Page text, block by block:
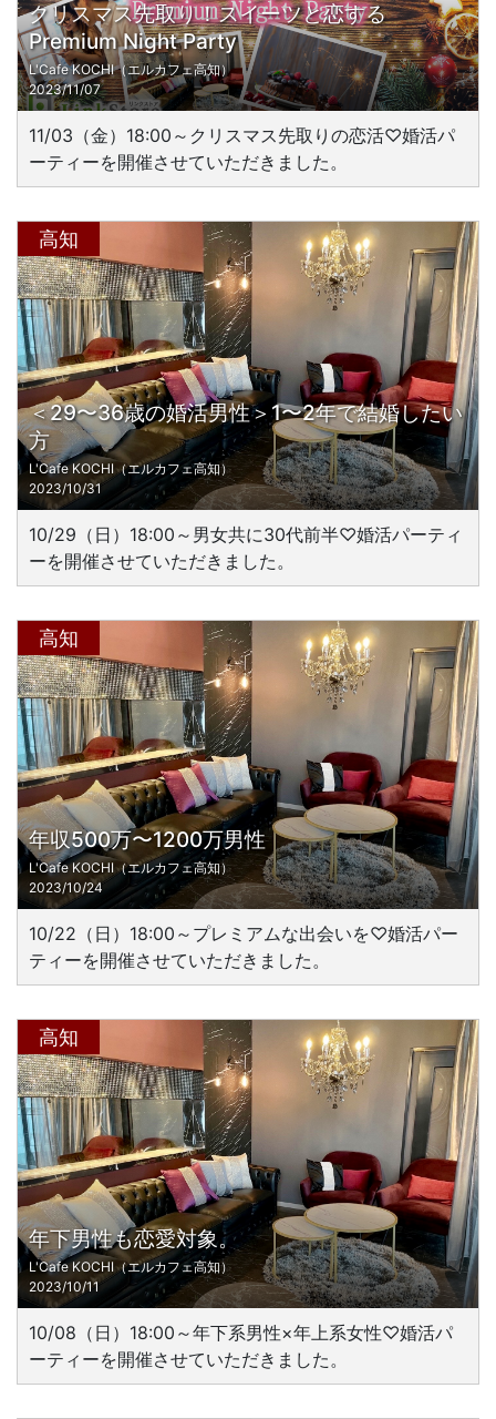
クリスマス先取り！スイーツと恋する
Premium Night Party
L'Cafe KOCHI（エルカフェ高知）
2023/11/07
11/03（金）18:00～クリスマス先取りの恋活♡婚活パ
ーティーを開催させていただきました。
＜29〜36歳の婚活男性＞1〜2年で結婚したい
方
高知
L'Cafe KOCHI（エルカフェ高知）
2023/10/31
10/29（日）18:00～男女共に30代前半♡婚活パーティ
ーを開催させていただきました。
年収500万〜1200万男性
高知
L'Cafe KOCHI（エルカフェ高知）
2023/10/24
10/22（日）18:00～プレミアムな出会いを♡婚活パー
ティーを開催させていただきました。
年下男性も恋愛対象。
高知
L'Cafe KOCHI（エルカフェ高知）
2023/10/11
10/08（日）18:00～年下系男性×年上系女性♡婚活パ
ーティーを開催させていただきました。